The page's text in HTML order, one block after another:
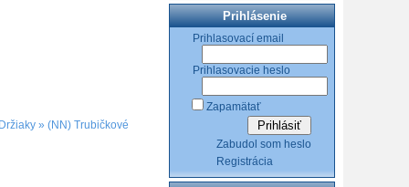
» (NN) Trubičkové
Prihlásenie
Prihlasovací email
Prihlasovacie heslo
Zapamätať
Zabudol som heslo
Registrácia